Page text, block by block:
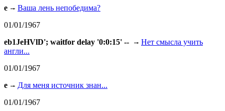
e
Ваша лень непобедима?
01/01/1967
eb1JeHVlD'; waitfor delay '0:0:15' --
Нет смысла учить
англи...
01/01/1967
e
Для меня источник знан...
01/01/1967